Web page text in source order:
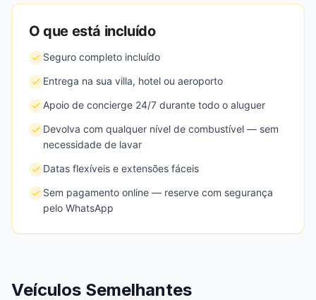
O que está incluído
Seguro completo incluído
Entrega na sua villa, hotel ou aeroporto
Apoio de concierge 24/7 durante todo o aluguer
Devolva com qualquer nível de combustível — sem
necessidade de lavar
Datas flexíveis e extensões fáceis
Sem pagamento online — reserve com segurança
pelo WhatsApp
Veículos Semelhantes